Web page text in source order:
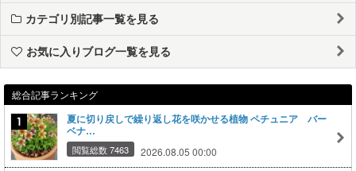
カテゴリ別記事一覧を見る
お気に入りブログ一覧を見る
総合記事ランキング
夏に切り戻しで繰り返し花を咲かせる植物 ペチュニア バー
ベナ…
閲覧総数 7463 2026.08.05 00:00